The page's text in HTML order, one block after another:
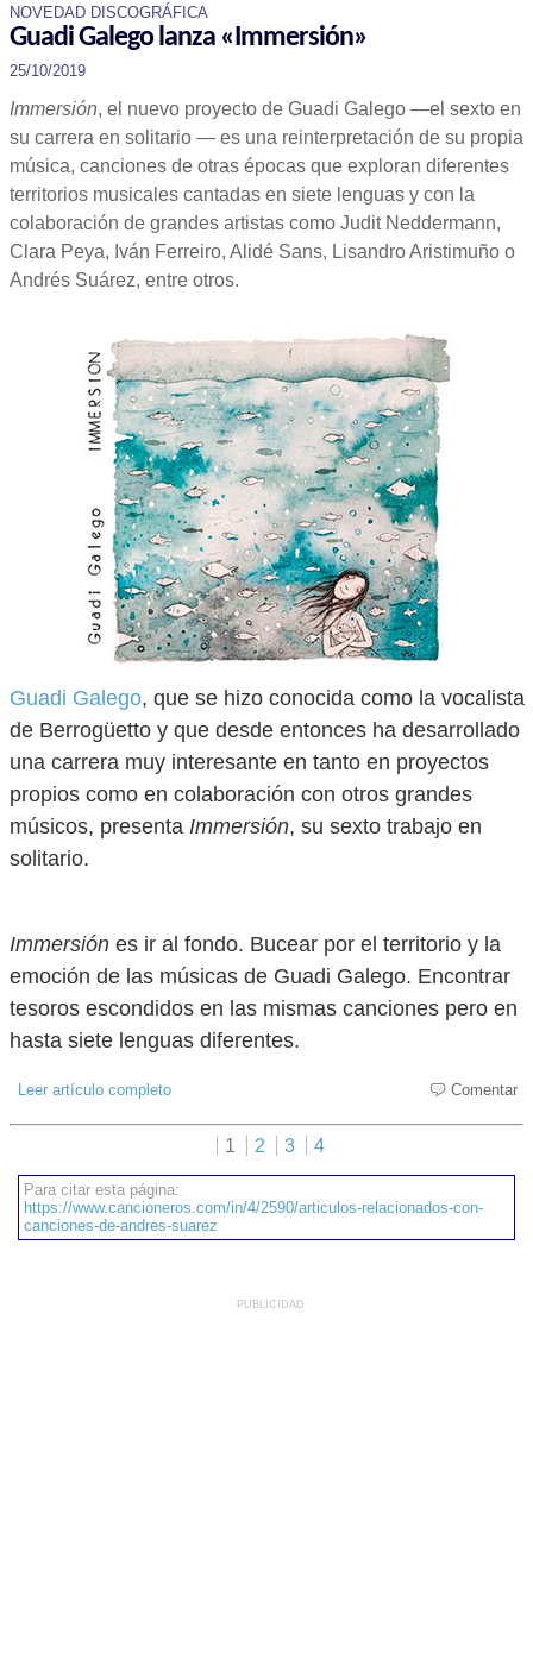
NOVEDAD DISCOGRÁFICA
Guadi Galego lanza «Immersión»
25/10/2019
Immersión, el nuevo proyecto de Guadi Galego —el sexto en
su carrera en solitario — es una reinterpretación de su propia
música, canciones de otras épocas que exploran diferentes
territorios musicales cantadas en siete lenguas y con la
colaboración de grandes artistas como Judit Neddermann,
Clara Peya, Iván Ferreiro, Alidé Sans, Lisandro Aristimuño o
Andrés Suárez, entre otros.
Guadi Galego, que se hizo conocida como la vocalista
de Berrogüetto y que desde entonces ha desarrollado
una carrera muy interesante en tanto en proyectos
propios como en colaboración con otros grandes
músicos, presenta Immersión, su sexto trabajo en
solitario.
Immersión es ir al fondo. Bucear por el territorio y la
emoción de las músicas de Guadi Galego. Encontrar
tesoros escondidos en las mismas canciones pero en
hasta siete lenguas diferentes.
Leer artículo completo Comentar
1 2 3 4
Para citar esta página:
https://www.cancioneros.com/in/4/2590/articulos-relacionados-con-
canciones-de-andres-suarez
PUBLICIDAD